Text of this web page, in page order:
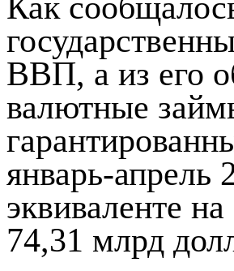
ВВП, а из его
валютные
январь-апрель
эквиваленте
74,31 млрд